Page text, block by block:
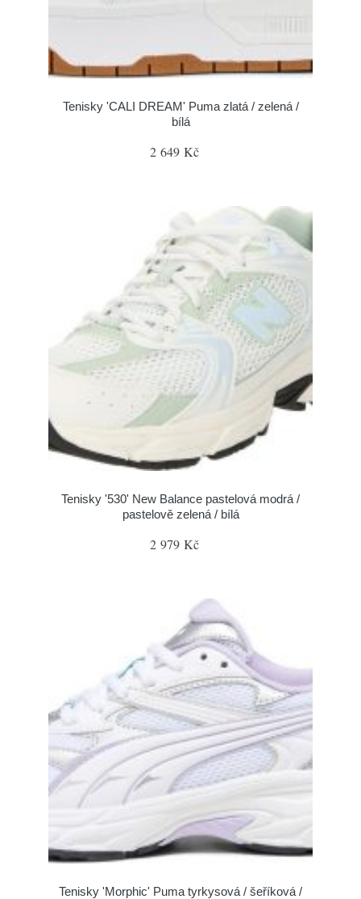
Tenisky 'CALI DREAM' Puma zlatá / zelená /
bílá
2 649 Kč
Tenisky '530' New Balance pastelová modrá /
pastelově zelená / bílá
2 979 Kč
Tenisky 'Morphic' Puma tyrkysová / šeříková /